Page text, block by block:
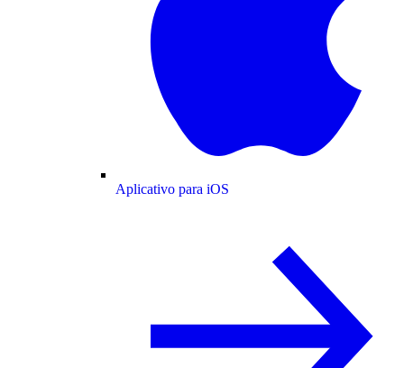
Aplicativo para iOS